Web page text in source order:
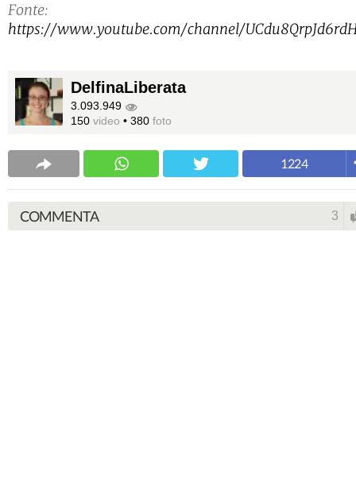
Fonte:
https://www.youtube.com/channel/
DelfinaLiberata
3.093.949
150 video • 380 foto
1224
COMMENTA 3